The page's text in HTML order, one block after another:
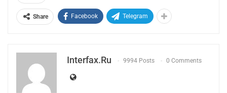
Share Facebook Telegram
Interfax.ru 9994 Posts 0 Comments